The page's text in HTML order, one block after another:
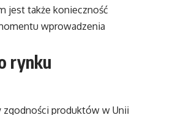
jest także konieczność
wprowadzenia
rynku
produktów w Unii